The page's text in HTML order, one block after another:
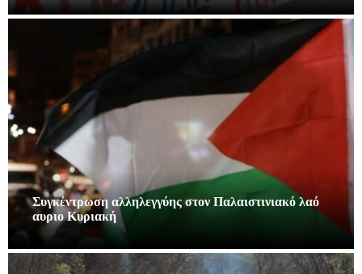
Συγκέντρωση αλληλεγγύης στον Παλαιστινιακό λαό
αυριο Κυριακή